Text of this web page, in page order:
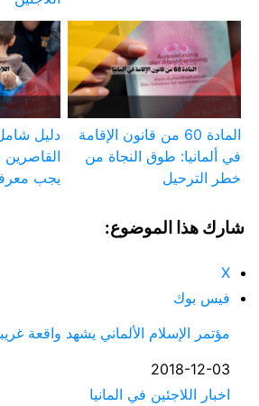
المادة 60 من قانون الإقامة
في ألمانيا: طوق النجاة من
خطر الترحيل
دليل
القاصرين
يجب
شارك هذا الموضوع:
X
فيس بوك
مؤتمر الإسلام الألماني يشهد واقعة
التاريخ
2018-12-03
في ما يتعلق بما يأتي
اخبار اللاجئين في المانيا